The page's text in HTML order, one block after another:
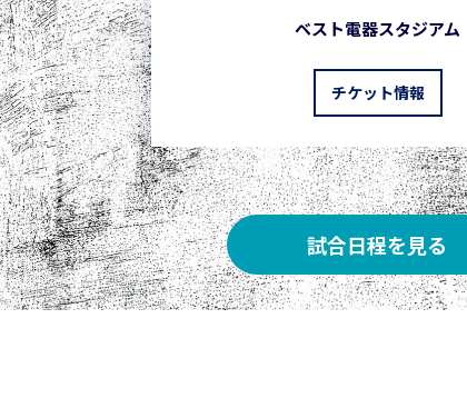
ベスト電器スタジアム
チケット情報
試合日程を見る